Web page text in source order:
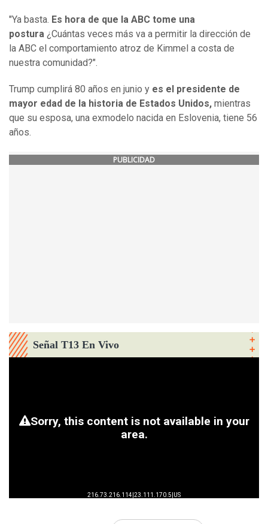
"Ya basta. Es hora de que la ABC tome una
postura ¿Cuántas veces más va a permitir la dirección de
la ABC el comportamiento atroz de Kimmel a costa de
nuestra comunidad?".
Trump cumplirá 80 años en junio y es el presidente de
mayor edad de la historia de Estados Unidos, mientras
que su esposa, una exmodelo nacida en Eslovenia, tiene 56
años.
PUBLICIDAD
Señal T13 En Vivo